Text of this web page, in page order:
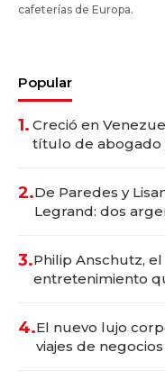
cafeterías de Europa.
Popular
1. Creció en
título de abogado
2.De Paredes y
Legrand: dos
3.Philip Anschutz,
entretenimiento
4.El nuevo lujo
viajes de